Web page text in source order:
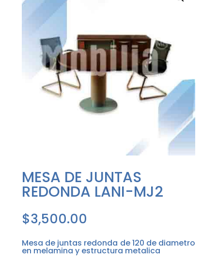
MESA DE JUNTAS
REDONDA LANI-MJ2
$3,500.00
Mesa de juntas redonda de 120 de diametro
en melamina y estructura metalica